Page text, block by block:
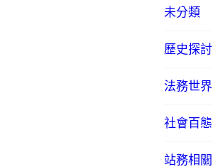
未分類
歷史探討
法務世界
社會百態
站務相關